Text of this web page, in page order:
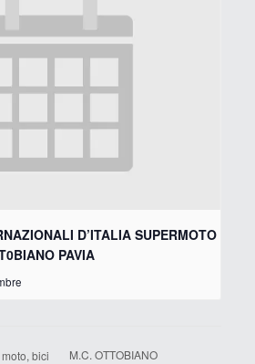
D’ITALIA SUPERMOTO
PAVIA
bici
M.C. OTTOBIANO